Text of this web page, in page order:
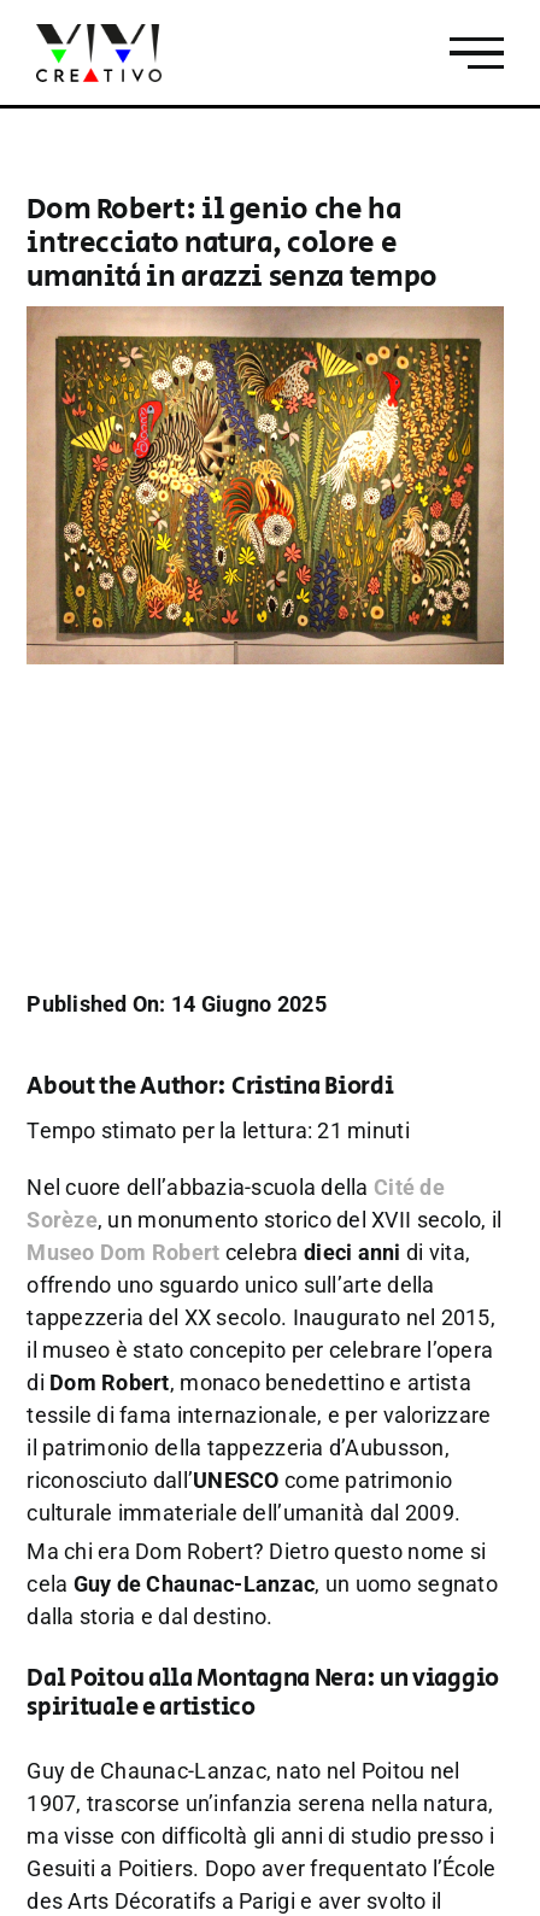
contenuto
Dom Robert: il genio che ha
intrecciato natura, colore e
umanità in arazzi senza tempo
Published On: 14 Giugno 2025
About the Author: Cristina Biordi
Tempo stimato per la lettura: 21 minuti
Nel cuore dell’abbazia-scuola della Cité de
Sorèze, un monumento storico del XVII secolo, il
Museo Dom Robert celebradieci anni di vita,
offrendo uno sguardo unico sull’arte della
tappezzeria del XX secolo. Inaugurato nel 2015,
il museo è stato concepito per celebrare l’opera
di Dom Robert, monaco benedettino e artista
tessile di fama internazionale, e per valorizzare
il patrimonio della tappezzeria d’Aubusson,
riconosciuto dall’UNESCO come patrimonio
culturale immateriale dell’umanità dal 2009.
Ma chi era Dom Robert? Dietro questo nome si
cela Guy de Chaunac-Lanzac, un uomo segnato
dalla storia e dal destino.
Dal Poitou alla Montagna Nera: un viaggio
spirituale e artistico
Guy de Chaunac-Lanzac, nato nel Poitou nel
1907, trascorse un’infanzia serena nella natura,
ma visse con difficoltà gli anni di studio presso i
Gesuiti a Poitiers. Dopo aver frequentato l’École
des Arts Décoratifs a Parigi e aver svolto il